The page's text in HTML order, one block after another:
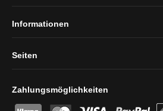
Zahlungsmöglichkeiten
Informationen
Seiten